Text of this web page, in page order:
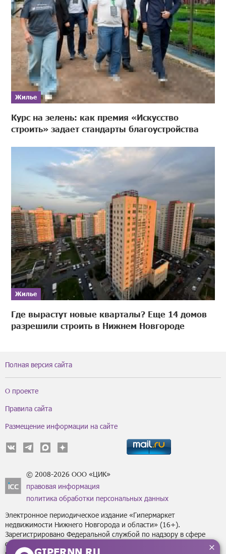
Жилье
Курс на зелень: как премия «Искусство
строить» задает стандарты благоустройства
Жилье
Где вырастут новые кварталы? Еще 14 домов
разрешили строить в Нижнем Новгороде
Полная версия сайта
О проекте
Правила сайта
Размещение информации на сайте
© 2008-2026 ООО «ЦИК»
правовая информация
политика обработки персональных данных
Электронное периодическое издание «Гипермаркет
недвижимости Нижнего Новгорода и области» (16+).
Зарегистрировано Федеральной службой по надзору в сфере
связи, информационных технологий